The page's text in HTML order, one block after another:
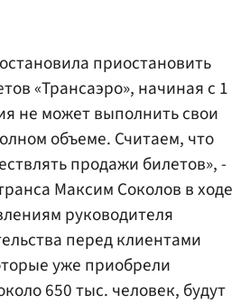
приостановить
«Трансаэро», начиная с 1
не может выполнить свои
объеме. Считаем, что
продажи билетов», -
Максим Соколов в ходе
руководителя
перед клиентами
уже приобрели
650 тыс. человек, будут